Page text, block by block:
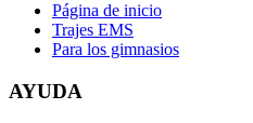
Página de inicio
Trajes EMS
Para los gimnasios
AYUDA